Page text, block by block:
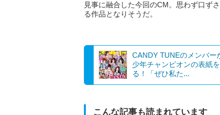
見事に融合した今回のCM。思わず口ず
る作品となりそうだ。
CANDY TUNEのメンバー
少年チャンピオンの表紙
る！「ぜひ私た...
こんな記事も読まれています